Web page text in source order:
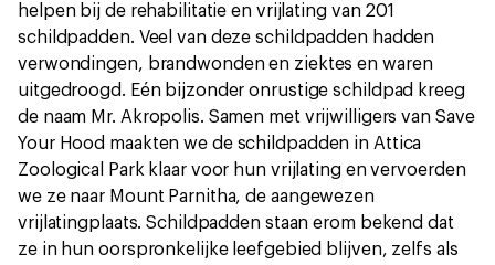
helpen bij de rehabilitatie en vrijlating van 201
schildpadden. Veel van deze schildpadden hadden
verwondingen, brandwonden en ziektes en waren
uitgedroogd. Eén bijzonder onrustige schildpad kreeg
de naam Mr. Akropolis. Samen met vrijwilligers van Save
Your Hood maakten we de schildpadden in Attica
Zoological Park klaar voor hun vrijlating en vervoerden
we ze naar Mount Parnitha, de aangewezen
vrijlatingplaats. Schildpadden staan erom bekend dat
ze in hun oorspronkelijke leefgebied blijven, zelfs als